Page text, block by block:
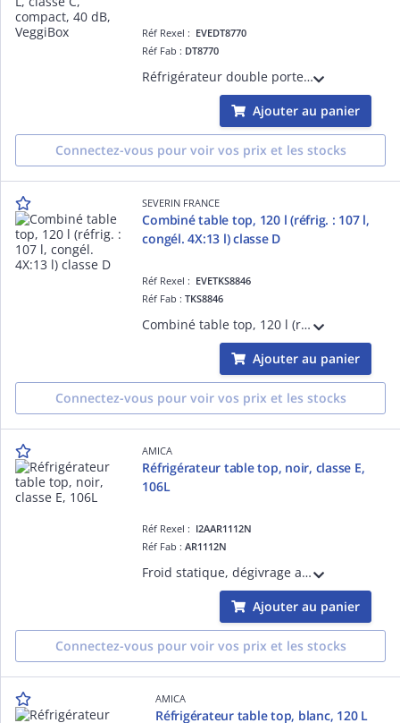
Réf Rexel : EVEDT8770
Réf Fab : DT8770
Réfrigérateur double porte 173 L (121 L + 52 L), classe C, 124 kWh/an, 40 dB, éclairage LED, bac légumes VeggiBox, congélation 2,6 kg/24h, autonomie 7 h, clayettes verre réglables, alarme porte, porte réversible, design compact
Ajouter au panier
Connectez-vous pour voir vos prix et les stocks
SEVERIN FRANCE
Combiné table top, 120 l (réfrig. : 107 l,
congél. 4X:13 l) classe D
Réf Rexel : EVETKS8846
Réf Fab :TKS8846
Combiné table top, 120 l (réfrigérateur : 107 l, congélateurXXXX:13 l), classe énergétique D, classe climatique N-ST, niveau sonore : 39 dB(A), réglage de la température mécanique, compartiment fruits et légumes, butée de porte à droite
Ajouter au panier
Connectez-vous pour voir vos prix et les stocks
AMICA
Réfrigérateur table top, noir, classe E,
106L
Réf Rexel : I2AAR1112N
Réf Fab :AR1112N
Froid statique, dégivrage automatique, thermostat mécanique, congélateur 4X, froid statique, dégivrage manuel, porte non réversible, poignée externe métal, capacité réfrigérateur 93L, capacité congélateur 13L, 41 db
Ajouter au panier
Connectez-vous pour voir vos prix et les stocks
AMICA
Réfrigérateur table top, blanc, 120 L